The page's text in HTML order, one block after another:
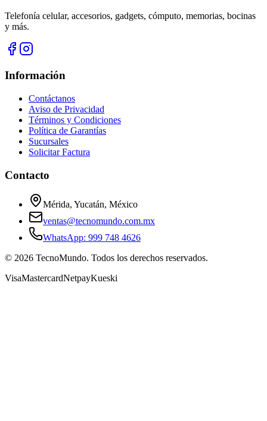
Telefonía celular, accesorios, gadgets, cómputo, memorias, bocinas
y más.
Información
Contáctanos
Aviso de Privacidad
Términos y Condiciones
Política de Garantías
Sucursales
Solicitar Factura
Contacto
Mérida, Yucatán, México
ventas@tecnomundo.com.mx
WhatsApp: 999 748 4626
© 2026 TecnoMundo. Todos los derechos reservados.
VisaMastercardNetpayKueski